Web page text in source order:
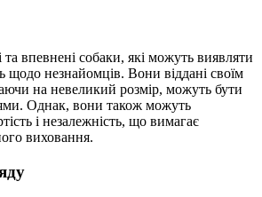
впевнені собаки, які можуть виявляти
щодо незнайомців. Вони віддані своїм
на невеликий розмір, можуть бути
Однак, вони також можуть
і незалежність, що вимагає
виховання.